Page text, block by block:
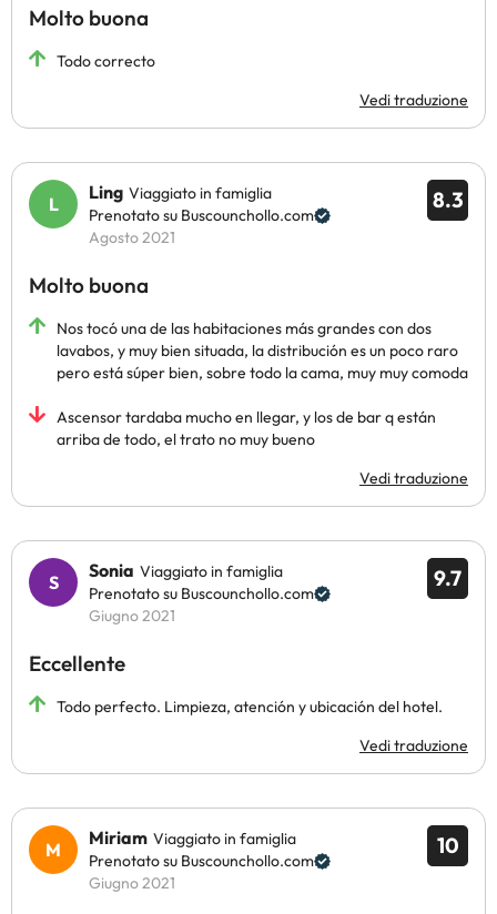
Molto buona
Todo correcto
Vedi traduzione
8.3
Ling Viaggiato in famiglia
Prenotato su Buscounchollo.com
Agosto 2021
Molto buona
Nos tocó una de las habitaciones más grandes con dos
lavabos, y muy bien situada, la distribución es un poco raro
pero está súper bien, sobre todo la cama, muy muy comoda
Ascensor tardaba mucho en llegar, y los de bar q están
arriba de todo, el trato no muy bueno
Vedi traduzione
9.7
Sonia Viaggiato in famiglia
Prenotato su Buscounchollo.com
Giugno 2021
Eccellente
Todo perfecto. Limpieza, atención y ubicación del hotel.
Vedi traduzione
10
Miriam Viaggiato in famiglia
Prenotato su Buscounchollo.com
Giugno 2021